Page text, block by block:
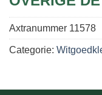
Axtranummer 11578
Categorie: